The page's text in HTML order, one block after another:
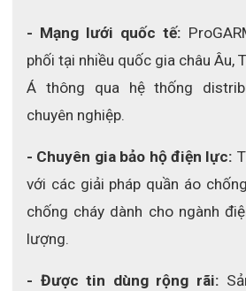
- Mạng lưới quốc tế:
phối tại nhiều quốc gia châu Âu,
Á thông qua hệ thống
chuyên nghiệp.
- Chuyên gia bảo hộ điện lực:
với các giải pháp quần áo
chống cháy dành cho ngành
lượng.
- Được tin dùng rộng rãi: